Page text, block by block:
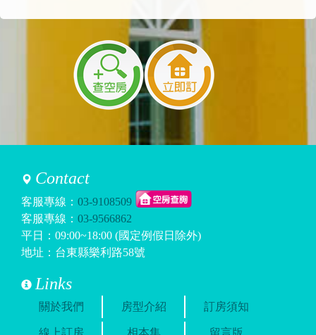
Contact
客服專線： 03-9108509
客服專線： 03-9566862
平日：09:00~18:00 (國定例假日除外)
地址：台東縣樂利路58號
Links
關於我們 房型介紹 訂房須知
線上訂房 相本集 留言版